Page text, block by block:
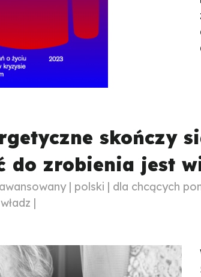
skończy
do zrobienia jest
| polski | dla chcących
|